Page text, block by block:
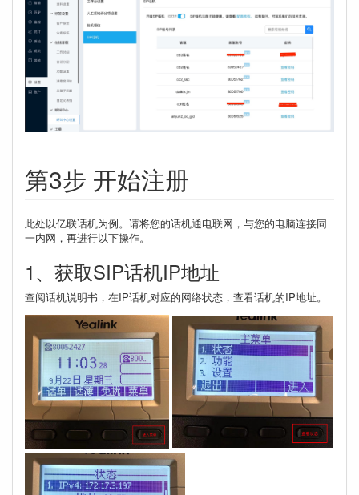
第3步 开始注册
此处以亿联话机为例。请将您的话机通电联网，与您的电脑连接同
一内网，再进行以下操作。
1、获取SIP话机IP地址
查阅话机说明书，在IP话机对应的网络状态，查看话机的IP地址。